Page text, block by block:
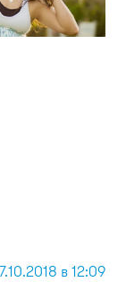
в 12:09